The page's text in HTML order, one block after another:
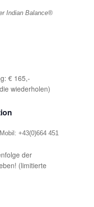
Indian Balance®
€ 165,-
wiederholen)
Mobil: +43(0)664 451
der
(limitierte